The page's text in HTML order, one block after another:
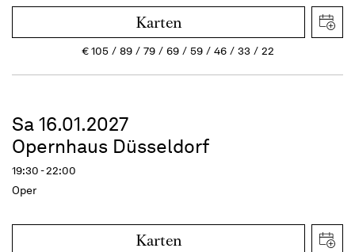
Karten
€105 89 79 69 59 46 33 22
Sa 16.01.2027
Opernhaus Düsseldorf
19:30 - 22:00
Oper
Karten